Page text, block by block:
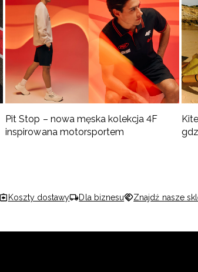
Pit Stop – nowa męska kolekcja 4F
inspirowana motorsportem
Koszty dostawy Dla biznesu Znajdź nasze